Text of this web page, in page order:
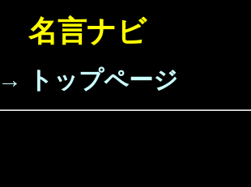
名言ナビ
→ トップページ